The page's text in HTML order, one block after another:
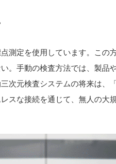
測定を使用しています。こ
。手動の検査方法では、製
次元検査システムの将来は
スな接続を通じて、無人の